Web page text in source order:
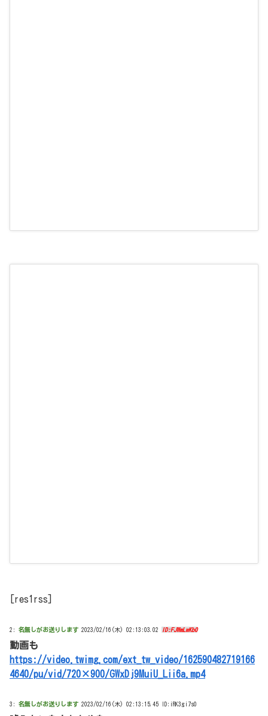
[res1rss]
2: 名無しがお送りします 2023/02/16(木) 02:13:03.02 ID:FJWmLwKb0
動画も
https://video.twimg.com/ext_tw_video/162590482719166
4640/pu/vid/720×900/GWxDj9MuiU_Lii6a.mp4
3: 名無しがお送りします 2023/02/16(木) 02:13:15.45 ID:iRK3gi7s0